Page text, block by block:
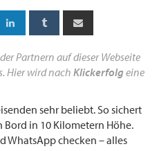
Partnern auf dieser Webseite
Hier wird nach Klickerfolg eine
sehr beliebt. So sichert
in 10 Kilometern Höhe.
WhatsApp checken – alles